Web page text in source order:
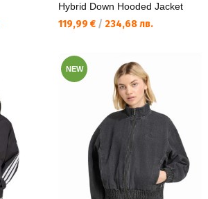
Hybrid Down Hooded Jacket
Текуща цена:
119,99 € / 234,68 лв.
NEW